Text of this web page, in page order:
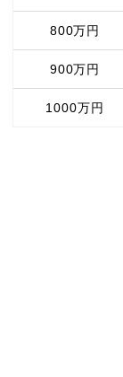
800万円
900万円
1000万円